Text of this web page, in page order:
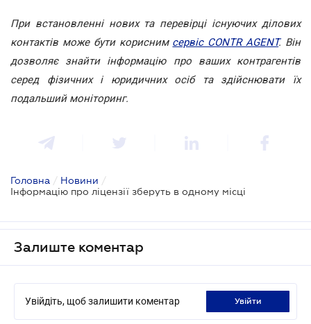
При встановленні нових та перевірці існуючих ділових
контактів може бути корисним сервіс CONTR AGENT. Він
дозволяє знайти інформацію про ваших контрагентів
серед фізичних і юридичних осіб та здійснювати їх
подальший моніторинг.
Головна / Новини /
Інформацію про ліцензії зберуть в одному місці
Залиште коментар
Увійдіть, щоб залишити коментар увійти